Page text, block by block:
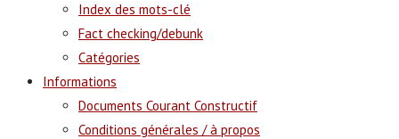
Index des mots-clé
Fact checking/debunk
Catégories
Informations
Documents Courant Constructif
Conditions générales / à propos